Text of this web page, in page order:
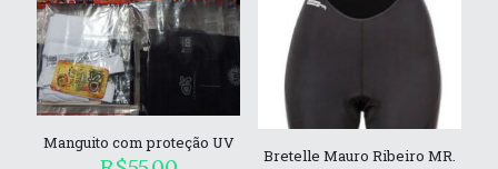
Manguito com proteção UV
Bretelle Mauro Ribeiro MR.